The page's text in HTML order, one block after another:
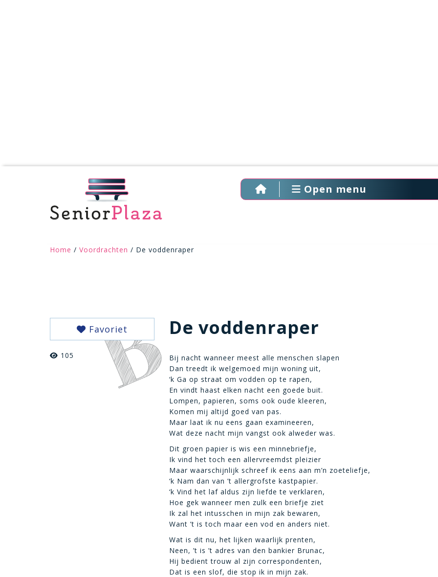
Open menu
Home / Voordrachten / De voddenraper
Favoriet
105
De voddenraper
Bij nacht wanneer meest alle menschen slapen
Dan treedt ik welgemoed mijn woning uit,
‘k Ga op straat om vodden op te rapen,
En vindt haast elken nacht een goede buit.
Lompen, papieren, soms ook oude kleeren,
Komen mij altijd goed van pas.
Maar laat ik nu eens gaan examineeren,
Wat deze nacht mijn vangst ook alweder was.
Dit groen papier is wis een minnebriefje,
Ik vind het toch een allervreemdst pleizier
Maar waarschijnlijk schreef ik eens aan m’n zoeteliefje,
‘k Nam dan van ’t allergrofste kastpapier.
‘k Vind het laf aldus zijn liefde te verklaren,
Hoe gek wanneer men zulk een briefje ziet
Ik zal het intusschen in mijn zak bewaren,
Want ’t is toch maar een vod en anders niet.
Wat is dit nu, het lijken waarlijk prenten,
Neen, ’t is ’t adres van den bankier Brunac,
Hij bedient trouw al zijn correspondenten,
Dat is een slof, die stop ik in mijn zak.